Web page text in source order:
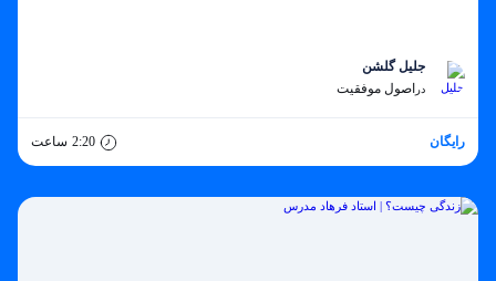
جلیل گلشن
در اصول موفقیت
رایگان 2:20 ساعت